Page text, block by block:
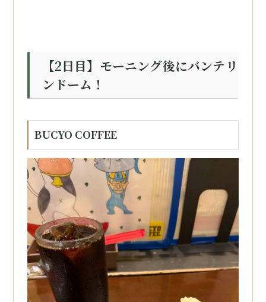
【2日目】モーニング後にバンテリ
ンドーム！
BUCYO COFFEE